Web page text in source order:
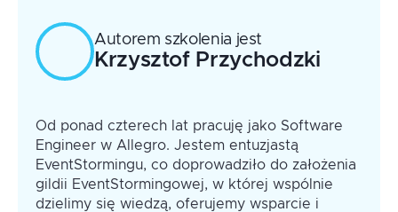
Narzędziownik facylitatora – kluczowe
techniki prowadzenia warsztatów
Omówienie umiejętności facylitatora
zarządzania dynamiką grupy
Wyłanianie granic systemu – od
EventStorming do Bounded Contexts
Wprowadzenie do koncepcji Bounded
granic systemowych na podstawie
wyników EventStorming
Od karteczek samoprzylepnych do kodu -
jak przekształcić artefakty z warsztatów
EventStorming w konkretne specyfikacje
Autorem szkolenia jest
Krzysztof Przychodzki
Od ponad czterech lat pracuję jako Software
Engineer w Allegro. Jestem entuzjastą
EventStormingu, co doprowadziło do założenia
gildii EventStormingowej, w której wspólnie
dzielimy się wiedzą, oferujemy wsparcie i